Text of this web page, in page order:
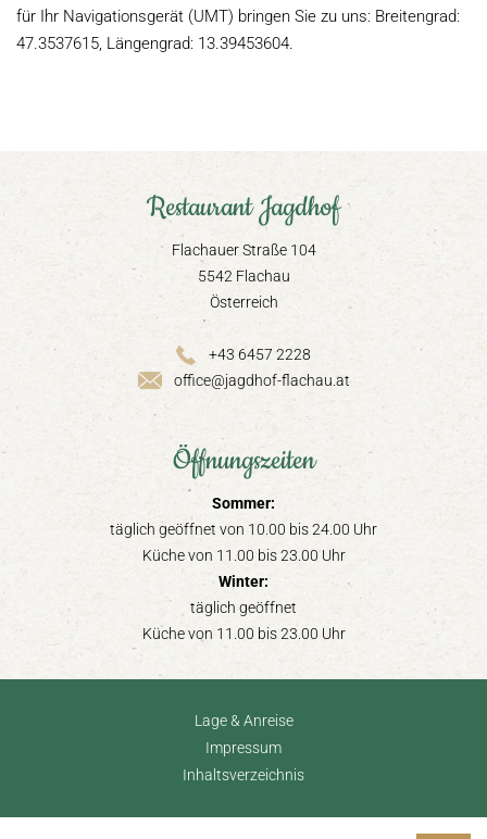
für Ihr Navigationsgerät (UMT) bringen Sie zu uns: Breitengrad:
47.3537615, Längengrad: 13.39453604.
Restaurant Jagdhof
Flachauer Straße 104
5542 Flachau
Österreich
+43 6457 2228
office@jagdhof-flachau.at
Öffnungszeiten
Sommer:
täglich geöffnet von 10.00 bis 24.00 Uhr
Küche von 11.00 bis 23.00 Uhr
Winter:
täglich geöffnet
Küche von 11.00 bis 23.00 Uhr
Lage & Anreise
Impressum
Inhaltsverzeichnis